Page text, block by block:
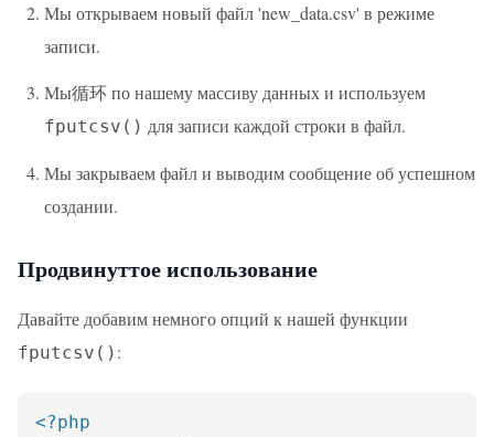
Мы открываем новый файл 'new_data.csv' в режиме
записи.
Мы循环 по нашему массиву данных и используем
fputcsv() для записи каждой строки в файл.
Мы закрываем файл и выводим сообщение об успешном
создании.
Продвинуттое использование
Давайте добавим немного опций к нашей функции
fputcsv() :
<?php